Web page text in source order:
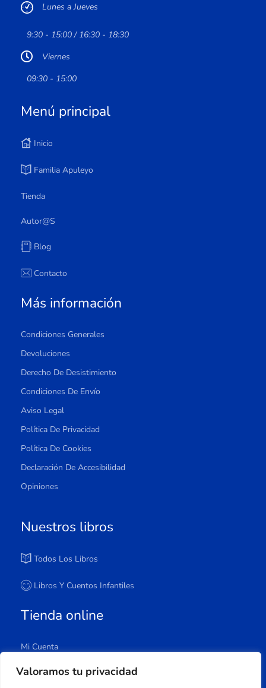
Valoramos tu privacidad
Lunes a Jueves
9:30 - 15:00 / 16:30 - 18:30
Viernes
09:30 - 15:00
Menú principal
Inicio
Familia Apuleyo
Tienda
Autor@s
Blog
Contacto
Más información
Condiciones Generales
Devoluciones
Derecho De Desistimiento
Condiciones De Envío
Aviso Legal
Política De Privacidad
Política De Cookies
Declaración De Accesibilidad
Opiniones
Nuestros libros
Todos Los Libros
Libros Y Cuentos Infantiles
Tienda online
Mi Cuenta
Carrito